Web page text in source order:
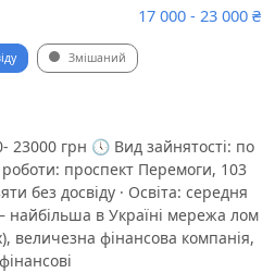
17 000 - 23 000 ₴
Змішаний
23000 грн 🕔 Вид зайнятості: по
проспект Перемоги, 103
без досвіду · Освіта: середня
в Україні мережа лом
величезна фінансова компанія,